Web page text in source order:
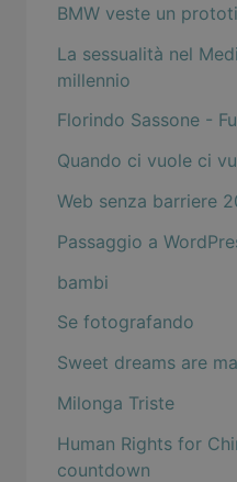
BMW veste un
La sessualità nel
millennio
Florindo Sassone -
Quando ci vuole ci
Web senza barriere
Passaggio a
bambi
Se fotografando
Sweet dreams are
Milonga Triste
Human Rights for
countdown